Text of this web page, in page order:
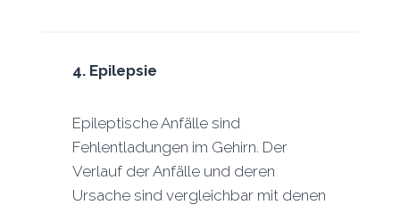
4. Epilepsie
Epileptische Anfälle sind
Fehlentladungen im Gehirn. Der
Verlauf der Anfälle und deren
Ursache sind vergleichbar mit denen